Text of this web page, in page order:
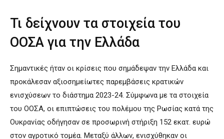
Τι δείχνουν τα στοιχεία του
ΟΟΣΑ για την Ελλάδα
Σημαντικές ήταν οι κρίσεις που σημάδεψαν την Ελλάδα και
προκάλεσαν αξιοσημείωτες παρεμβάσεις κρατικών
ενισχύσεων το διάστημα 2023-24. Σύμφωνα με τα στοιχεία
του ΟΟΣΑ, οι επιπτώσεις του πολέμου της Ρωσίας κατά της
Ουκρανίας οδήγησαν σε προσωρινή στήριξη 152 εκατ. ευρώ
στον αγροτικό τομέα. Μεταξύ άλλων, ενισχύθηκαν οι